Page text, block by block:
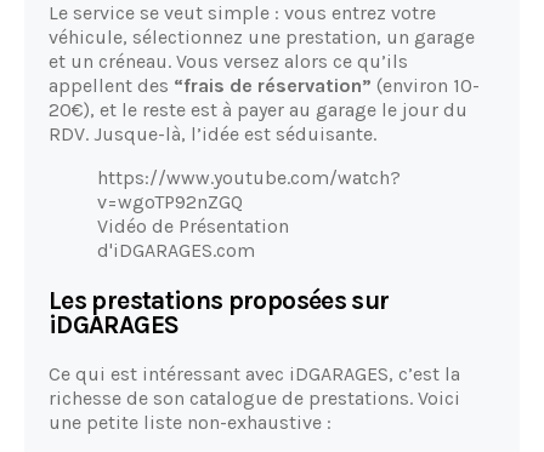
Le service se veut simple : vous entrez votre
véhicule, sélectionnez une prestation, un garage
et un créneau. Vous versez alors ce qu’ils
appellent des “frais de réservation” (environ 10-
20€), et le reste est à payer au garage le jour du
RDV. Jusque-là, l’idée est séduisante.
https://www.youtube.com/watch?
v=wgoTP92nZGQ
Vidéo de Présentation
d'iDGARAGES.com
Les prestations proposées sur
iDGARAGES
Ce qui est intéressant avec iDGARAGES, c’est la
richesse de son catalogue de prestations. Voici
une petite liste non-exhaustive :